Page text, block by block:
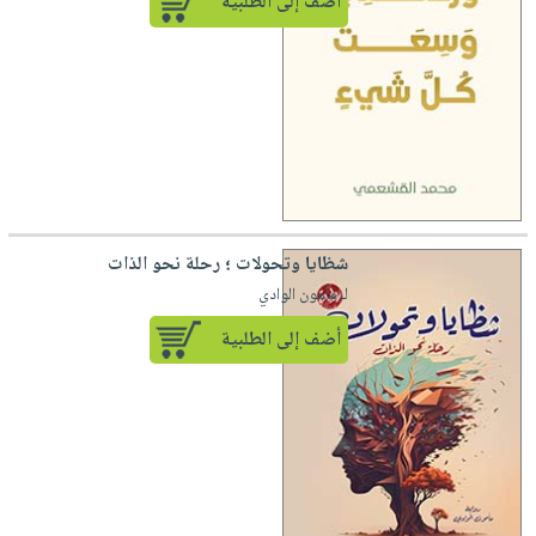
شظايا وتحولات ؛ رحلة نحو الذات
لـ مأمون الوادي
أضف إلى الطلبية